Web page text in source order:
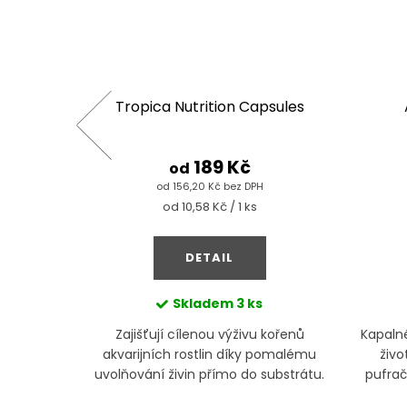
Tropica Nutrition Capsules
od 156,20 Kč bez DPH
od 189 Kč
Měrná
od 10,58 Kč / 1 ks
DETAIL
Skladem 3 ks
Zajišťují cílenou výživu kořenů
akvarijních rostlin díky pomalému
uvolňování živin přímo do substrátu.